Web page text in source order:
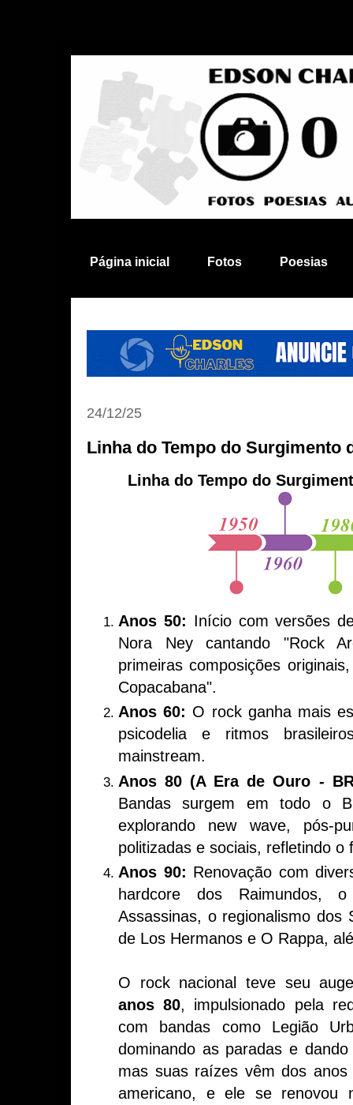
Página inicial Fotos Poesias
24/12/25
Linha do Tempo do Surgimento
Linha do Tempo do
Anos 50: Início com versões
Nora Ney cantando "Rock
primeiras composições
Copacabana".
Anos 60: O rock ganha mais
psicodelia e ritmos
mainstream.
Anos 80 (A Era de Ouro -
Bandas surgem em todo o
explorando new wave, pós-
politizadas e sociais, refletindo o
Anos 90: Renovação com
hardcore dos Raimundos,
Assassinas, o regionalismo dos
de Los Hermanos e O Rappa,
O rock nacional teve seu
anos 80, impulsionado pela
com bandas como Legião
dominando as paradas e
mas suas raízes vêm dos
americano, e ele se renovou